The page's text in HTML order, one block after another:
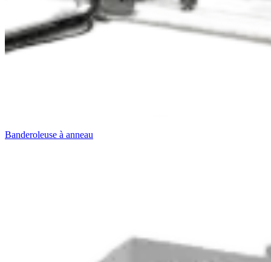
Banderoleuse à anneau